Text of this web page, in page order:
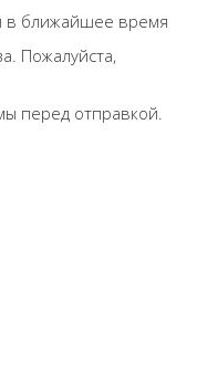
в ближайшее время
Пожалуйста,
перед отправкой.